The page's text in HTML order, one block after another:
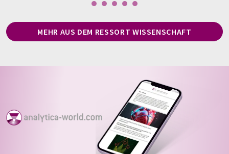
MEHR AUS DEM RESSORT WISSENSCHAFT